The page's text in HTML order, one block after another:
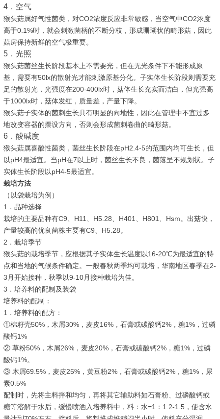
4．空气
猴头菇属好气性菌类，对CO2浓度反应非常敏感，当空气中CO2浓度
高于0.1%时，就会刺激菌柄的不断分枝，形成珊瑚状的畸形菇，因此
菇房保持新鲜的空气极重要。
5．光照
猴头菇菌丝生长阶段基本上不需要光，但在无光条件下不能形成原
基，需要有50lx的散射光才能刺激原基分化。子实体生长阶段则需要充
足的散射光，光强度在200-400lx时，菇体生长充实而洁白，但光强高
于1000lx时，菇体发红，质量差，产量下降。
猴头菇子实体的菌刺生长具有明显的向地性，因此在管理中不宜过多
地改变容器的摆设方向，否则会形成菌刺卷曲的畸形菇。
6．酸碱度
猴头菇属喜酸性菌类，菌丝生长阶段在pH2.4-5的范围内均可生长，但
以pH4最适宜。当pH在7以上时，菌丝生长不良，菌落呈不规划状。子
实体生长阶段以pH4-5最适宜。
栽培方法
（以袋栽培为例）
1．品种选择
栽培的主要品种有C9、H11、H5.28、H401、H801、Hsm。出菇快，
产量较高的优良菌株主要有C9、H5.28。
2．栽培季节
猴头菇的栽培季节，应根据其子实体生长温度以16-20℃为最适宜的特
点和当地的气候条件确定。一般春秋两季均可栽培，华南地区春季在2-
3月开始接种，秋季以9-10月接种栽培为佳。
3．培养料的配制及装袋
培养料的配制：
1．培养料的配方 ：
①棉籽壳50%，木屑30%，麦皮16%，石膏或碳酸钙2%，糖1%，过磷
酸钙1%
② 草粉50%，木屑26%，麦皮20%，石膏或碳酸钙2%，糖1%，过磷
酸钙1%。
③ 木屑69.5%，麦皮25%，黄豆粉2%，石膏或碳酸钙2%，糖1%，尿
素0.5%
配制时，先将主料拌和均匀，再将其它辅助料如石膏粉、过磷酸钙或
糖等溶解于水后，缓慢喷洒入培养料中，料：水=1：1.2-1.5，使含水